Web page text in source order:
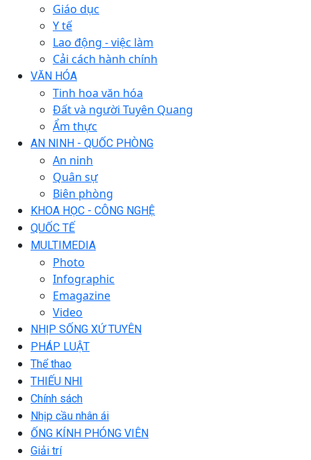
Giáo dục
Y tế
Lao động - việc làm
Cải cách hành chính
VĂN HÓA
Tinh hoa văn hóa
Đất và người Tuyên Quang
Ẩm thực
AN NINH - QUỐC PHÒNG
An ninh
Quân sự
Biên phòng
KHOA HỌC - CÔNG NGHỆ
QUỐC TẾ
MULTIMEDIA
Photo
Infographic
Emagazine
Video
NHỊP SỐNG XỨ TUYÊN
PHÁP LUẬT
Thể thao
THIẾU NHI
Chính sách
Nhịp cầu nhân ái
ỐNG KÍNH PHÓNG VIÊN
Giải trí